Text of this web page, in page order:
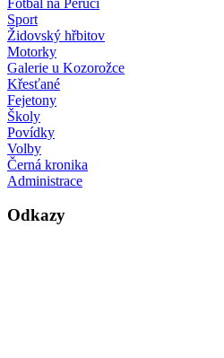
Sport
Židovský hřbitov
Motorky
Galerie u Kozorožce
Křesťané
Fejetony
Školy
Povídky
Volby
Černá kronika
Administrace
Odkazy